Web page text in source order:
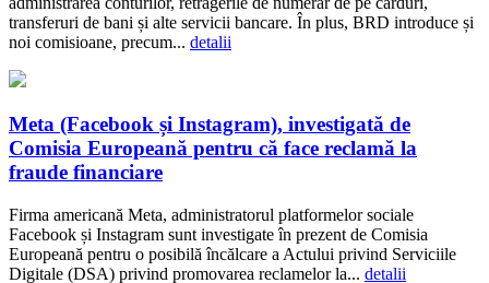
transferuri de bani și alte servicii bancare. În plus, BRD introduce și
noi comisioane, precum... detalii
Meta (Facebook și Instagram), investigată de
Comisia Europeană pentru că face reclamă la
fraude financiare
Firma americană Meta, administratorul platformelor sociale
Facebook și Instagram sunt investigate în prezent de Comisia
Europeană pentru o posibilă încălcare a Actului privind Serviciile
Digitale (DSA) privind promovarea reclamelor la... detalii